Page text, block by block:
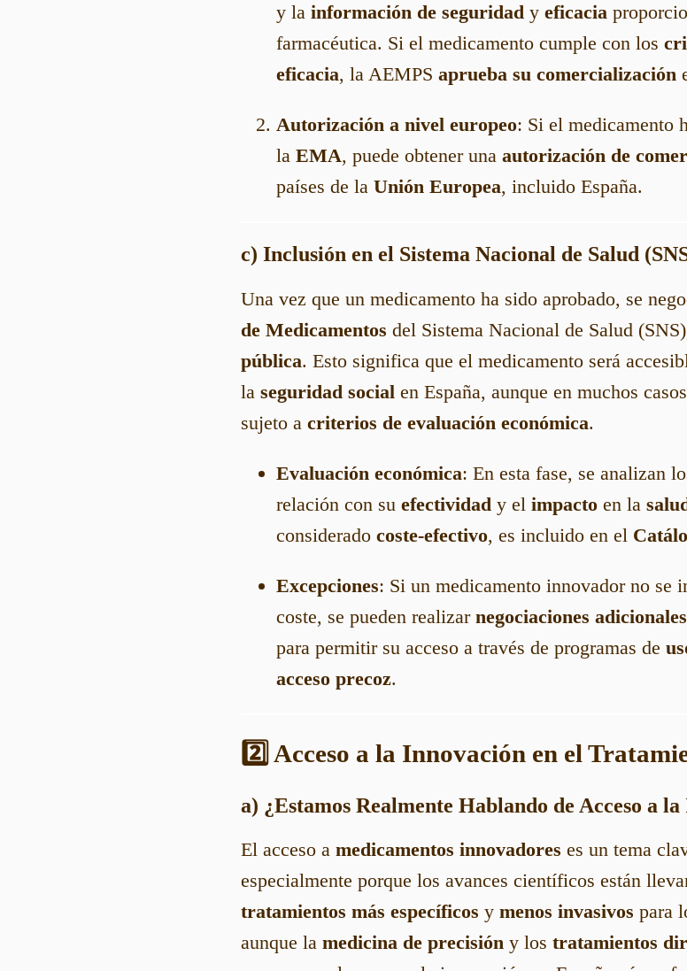
y la información de seguridad y eficacia
farmacéutica. Si el medicamento cumple con los
eficacia, la AEMPS aprueba su comercialización
Autorización a nivel europeo: Si el medicamento
la EMA, puede obtener una autorización de
países de la Unión Europea, incluido España.
c) Inclusión en el Sistema Nacional de Salud
Una vez que un medicamento ha sido aprobado, se
de Medicamentos del Sistema Nacional de Salud
pública. Esto significa que el medicamento será
la seguridad social en España, aunque en muchos
sujeto a criterios de evaluación económica.
Evaluación económica: En esta fase, se analizan
relación con su efectividad y el impacto en la
considerado coste-efectivo, es incluido en el
Excepciones: Si un medicamento innovador no se
coste, se pueden realizar negociaciones adicionales
para permitir su acceso a través de programas de
acceso precoz.
2️⃣ Acceso a la Innovación en el
a) ¿Estamos Realmente Hablando de Acceso a
El acceso a medicamentos innovadores es un tema
especialmente porque los avances científicos están
tratamientos más específicos y menos invasivos para
aunque la medicina de precisión y los tratamientos